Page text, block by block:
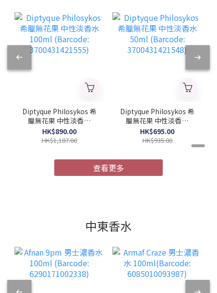
Diptyque Philosykos 希
臘無花果 中性淡香水
100ml (Barcode:
3700431421555)
HK$890.00
HK$1,187.00
Diptyque Philosykos 希
臘無花果 中性淡香水
50ml (Barcode:
3700431421548)
HK$695.00
HK$935.00
查看更多
中東香水